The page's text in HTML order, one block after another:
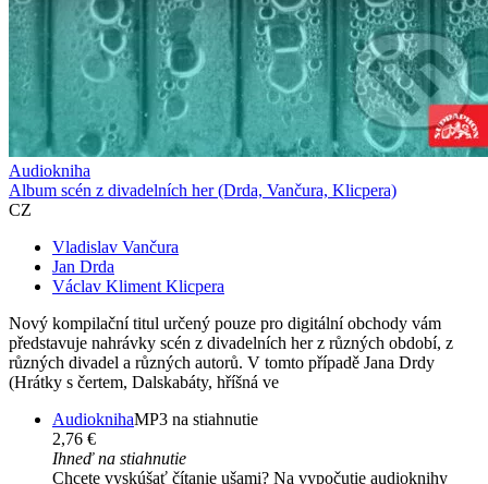
Audiokniha
Album scén z divadelních her (Drda, Vančura, Klicpera)
CZ
Vladislav Vančura
Jan Drda
Václav Kliment Klicpera
Nový kompilační titul určený pouze pro digitální obchody vám
představuje nahrávky scén z divadelních her z různých období, z
různých divadel a různých autorů. V tomto případě Jana Drdy
(Hrátky s čertem, Dalskabáty, hříšná ve
AudioknihaMP3 na stiahnutie
2,76 €
Ihneď na stiahnutie
Chcete vyskúšať čítanie ušami? Na vypočutie audioknihy